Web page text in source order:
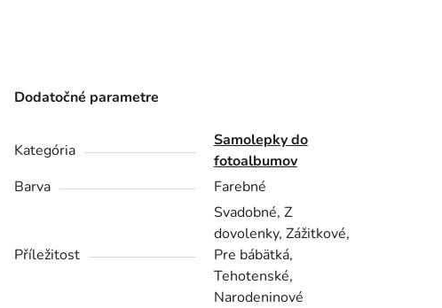
Dodatočné parametre
Kategória
Samolepky do
fotoalbumov
Barva
Farebné
Příležitost
Svadobné, Z
dovolenky, Zážitkové,
Pre bábätká,
Tehotenské,
Narodeninové